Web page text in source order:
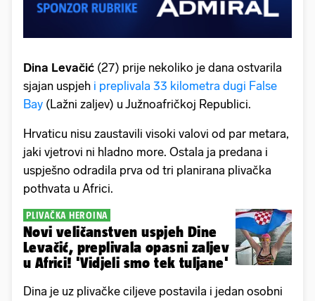
Dina Levačić (27) prije nekoliko je dana ostvarila
sjajan uspjeh i preplivala 33 kilometra dugi False
Bay (Lažni zaljev) u Južnoafričkoj Republici.
Hrvaticu nisu zaustavili visoki valovi od par metara,
jaki vjetrovi ni hladno more. Ostala ja predana i
uspješno odradila prva od tri planirana plivačka
pothvata u Africi.
PLIVAČKA HEROINA
Novi veličanstven uspjeh Dine
Levačić, preplivala opasni zaljev
u Africi! 'Vidjeli smo tek tuljane'
Dina je uz plivačke ciljeve postavila i jedan osobni